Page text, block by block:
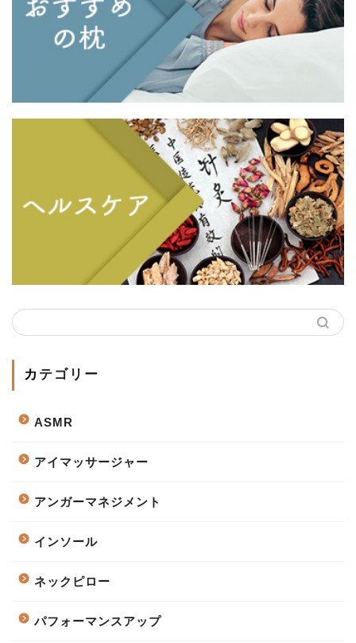
カテゴリー
ASMR
アイマッサージャー
アンガーマネジメント
インソール
ネックピロー
パフォーマンスアップ